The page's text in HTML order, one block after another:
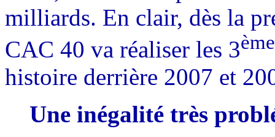
milliards. En clair, dès la
CAC 40 va réaliser les 3
histoire derrière 2007 et
Une inégalité très